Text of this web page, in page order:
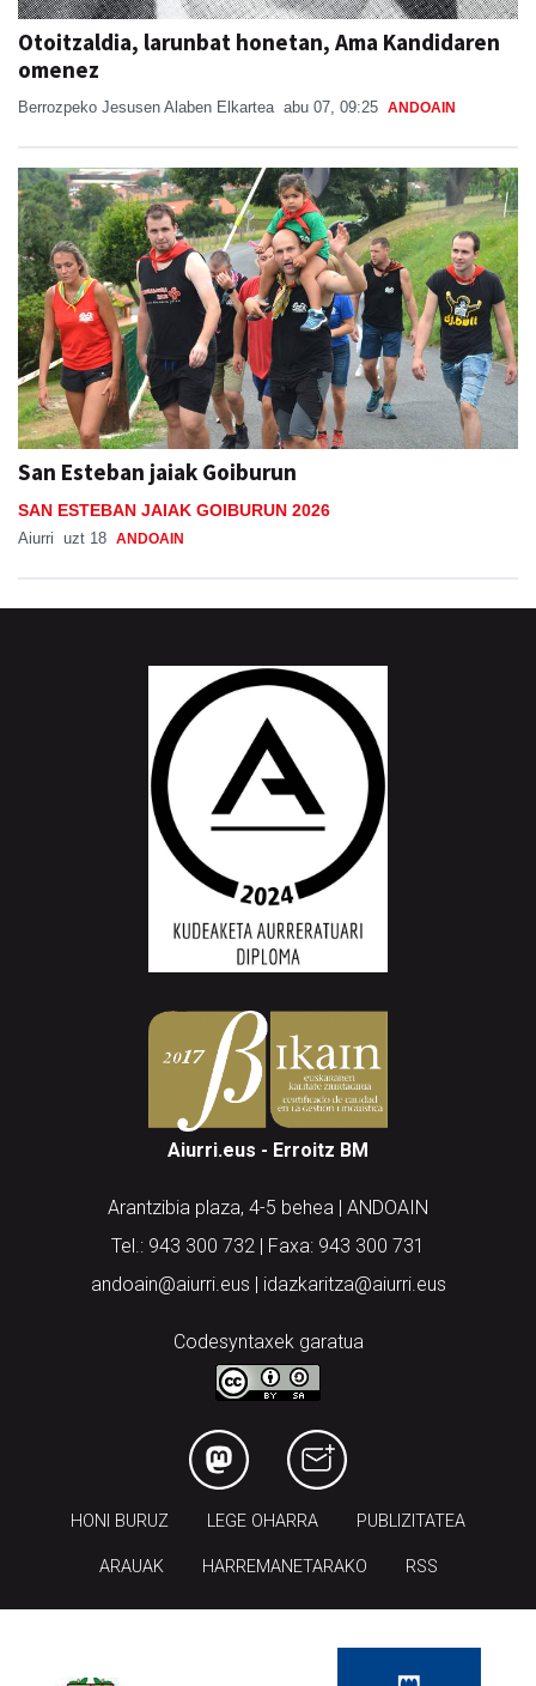
Otoitzaldia, larunbat honetan, Ama Kandidaren
omenez
Berrozpeko Jesusen Alaben Elkartea abu 07, 09:25 ANDOAIN
San Esteban jaiak Goiburun
SAN ESTEBAN JAIAK GOIBURUN 2026
Aiurri uzt 18 ANDOAIN
Aiurri.eus - Erroitz BM
Arantzibia plaza, 4-5 behea | ANDOAIN
Tel.: 943 300 732 | Faxa: 943 300 731
andoain@aiurri.eus | idazkaritza@aiurri.eus
Codesyntaxek garatua
HONI BURUZ LEGE OHARRA PUBLIZITATEA
ARAUAK HARREMANETARAKO RSS